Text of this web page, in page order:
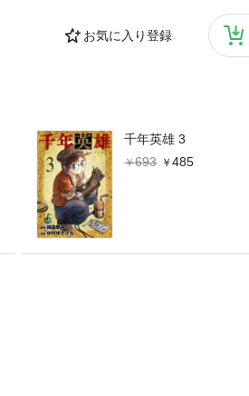
お気に入り登録
千年英雄 3
693
485